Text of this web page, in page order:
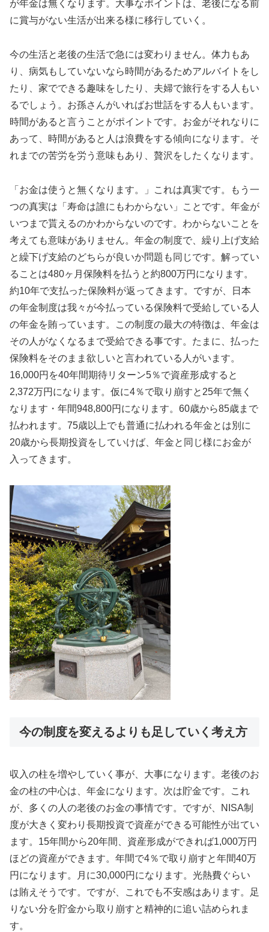
が年金は無くなります。大事なポイントは、老後になる前
に賞与がない生活が出来る様に移行していく。
今の生活と老後の生活で急には変わりません。体力もあ
り、病気もしていないなら時間があるためアルバイトをし
たり、家でできる趣味をしたり、夫婦で旅行をする人もい
るでしょう。お孫さんがいればお世話をする人もいます。
時間があると言うことがポイントです。お金がそれなりに
あって、時間があると人は浪費をする傾向になります。そ
れまでの苦労を労う意味もあり、贅沢をしたくなります。
「お金は使うと無くなります。」これは真実です。もう一
つの真実は「寿命は誰にもわからない」ことです。年金が
いつまで貰えるのかわからないのです。わからないことを
考えても意味がありません。年金の制度で、繰り上げ支給
と繰下げ支給のどちらが良いか問題も同じです。解ってい
ることは480ヶ月保険料を払うと約800万円になります。
約10年で支払った保険料が返ってきます。ですが、日本
の年金制度は我々が今払っている保険料で受給している人
の年金を賄っています。この制度の最大の特徴は、年金は
その人がなくなるまで受給できる事です。たまに、払った
保険料をそのまま欲しいと言われている人がいます。
16,000円を40年間期待リターン5％で資産形成すると
2,372万円になります。仮に4％で取り崩すと25年で無く
なります・年間948,800円になります。60歳から85歳まで
払われます。75歳以上でも普通に払われる年金とは別に
20歳から長期投資をしていけば、年金と同じ様にお金が
入ってきます。
今の制度を変えるよりも足していく考え方
収入の柱を増やしていく事が、大事になります。老後のお
金の柱の中心は、年金になります。次は貯金です。これ
が、多くの人の老後のお金の事情です。ですが、NISA制
度が大きく変わり長期投資で資産ができる可能性が出てい
ます。15年間から20年間、資産形成ができれば1,000万円
ほどの資産ができます。年間で4％で取り崩すと年間40万
円になります。月に30,000円になります。光熱費ぐらい
は賄えそうです。ですが、これでも不安感はあります。足
りない分を貯金から取り崩すと精神的に追い詰められま
す。